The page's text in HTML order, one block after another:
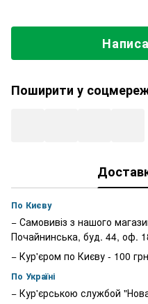
Поширити у
По Києву
− Самовивіз з нашого
Почайнинська, буд. 44, оф.
− Кур'єром по Києву - 100 грн
По Україні
− Кур'єрською службой